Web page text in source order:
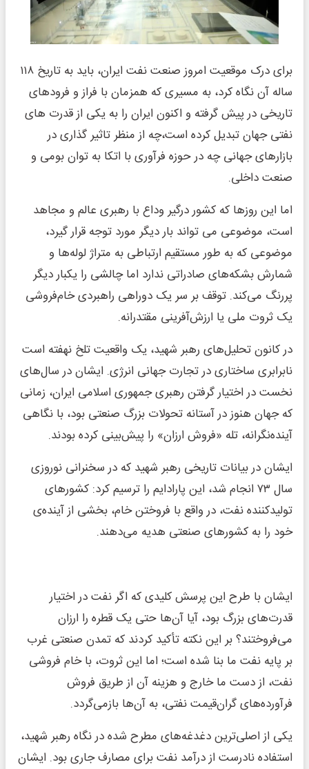
برای درک موقعیت امروز صنعت نفت ایران، باید به تاریخ ۱۱۸
ساله آن نگاه کرد، به مسیری که همزمان با فراز و فرودهای
تاریخی در پیش گرفته و اکنون ایران را به یکی از قدرت های
نفتی جهان تبدیل کرده است،‌چه از منظر تاثیر گذاری در
بازارهای جهانی چه در حوزه فرآوری با اتکا به توان بومی و
صنعت داخلی.
اما این روزها که کشور درگیر وداع با رهبری عالم و مجاهد
است،‌ موضوعی می تواند بار دیگر مورد توجه قرار گیرد،
موضوعی که به طور مستقیم ارتباطی به متراژ لوله‌ها و
شمارش بشکه‌های صادراتی ندارد اما چالشی را یکبار دیگر
پررنگ می‌کند. توقف بر سر یک دوراهی راهبردی خام‌فروشی
یک ثروت ملی یا ارزش‌آفرینی مقتدرانه.
در کانون تحلیل‌های رهبر شهید، یک واقعیت تلخ نهفته است
نابرابری ساختاری در تجارت جهانی انرژی. ایشان در سال‌های
نخست در اختیار گرفتن رهبری جمهوری اسلامی ایران، زمانی
که جهان هنوز در آستانه‌ تحولات بزرگ صنعتی بود، با نگاهی
آینده‌نگرانه، تله‌ «فروش ارزان» را پیش‌بینی کرده بودند.
ایشان در بیانات تاریخی رهبر شهید که در سخنرانی نوروزی
سال ۷۳ انجام شد، این پارادایم را ترسیم کرد: کشورهای
تولیدکننده نفت، در واقع با فروختن خام، بخشی از آینده‌ی
خود را به کشورهای صنعتی هدیه می‌دهند.
ایشان با طرح این پرسش کلیدی که اگر نفت در اختیار
قدرت‌های بزرگ بود، آیا آن‌ها حتی یک قطره را ارزان
می‌فروختند؟ بر این نکته تأکید کردند که تمدن صنعتی غرب
بر پایه نفت ما بنا شده است؛ اما این ثروت، با خام فروشی
نفت، از دست ما خارج و هزینه آن از طریق فروش
فرآورده‌های گران‌قیمت نفتی، به آن‌ها بازمی‌گردد.
یکی از اصلی‌ترین دغدغه‌های مطرح شده در نگاه رهبر شهید،
استفاده‌ نادرست از درآمد نفت برای مصارف جاری بود. ایشان